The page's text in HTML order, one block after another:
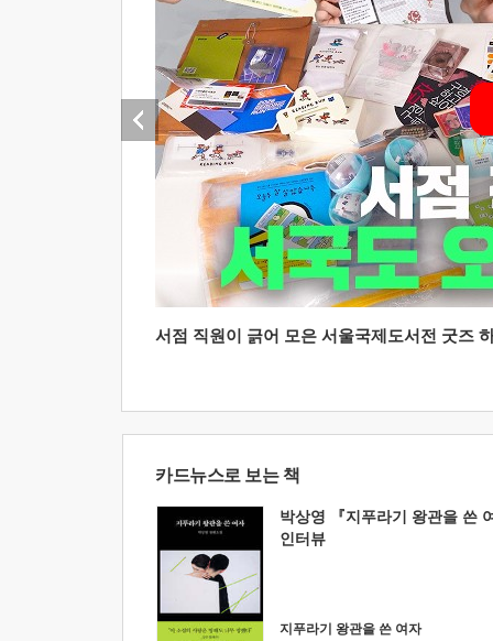
서점 직원이 긁어 모은 서울국제도서전 굿즈
카드뉴스로 보는 책
박상영 『지푸라기 왕관을 쓴
인터뷰
지푸라기 왕관을 쓴 여자